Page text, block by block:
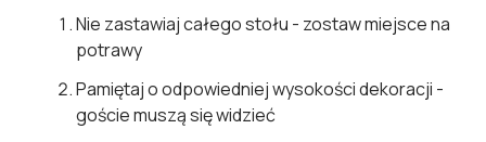
Nie zastawiaj całego stołu - zostaw miejsce na
potrawy
Pamiętaj o odpowiedniej wysokości dekoracji -
goście muszą się widzieć